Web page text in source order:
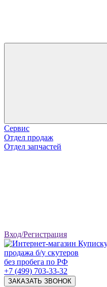
Сервис
Отдел продаж
Отдел запчастей
Вход/Регистрация
продажа б/у скутеров
без пробега по РФ
+7 (499) 703-33-32
ЗАКАЗАТЬ ЗВОНОК